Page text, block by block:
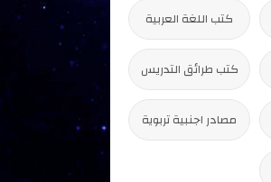
كتب اللغة العربية
كتب طرائق التدريس
مصادر اجنبية تربوية